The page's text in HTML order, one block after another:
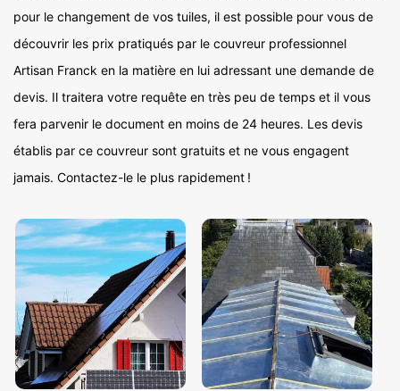
pour le changement de vos tuiles, il est possible pour vous de
découvrir les prix pratiqués par le couvreur professionnel
Artisan Franck en la matière en lui adressant une demande de
devis. Il traitera votre requête en très peu de temps et il vous
fera parvenir le document en moins de 24 heures. Les devis
établis par ce couvreur sont gratuits et ne vous engagent
jamais. Contactez-le le plus rapidement !